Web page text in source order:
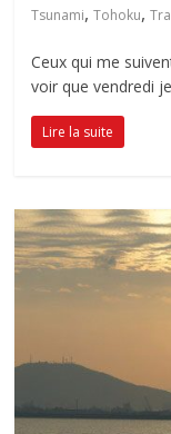
Tsunami,Tohoku,
Ceux qui me
voir que vendredi
Lire la suite